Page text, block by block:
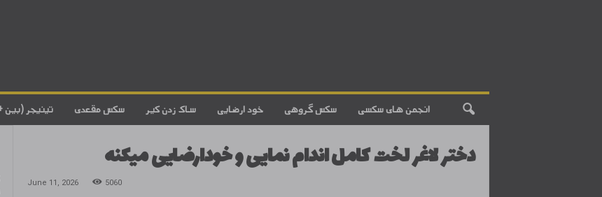
تینیجر (بین +18 تا سکس مقعدی ساک زدن کیر خود ارضایی سکس گروهی انجمن های سکسی
دختر لاغر لخت کامل اندام نمایی و خودارضایی میکنه
June 11, 2026 5060